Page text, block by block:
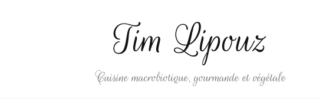
Tim Lipouz
Cuisine macrobiotique, gourmande et végétale